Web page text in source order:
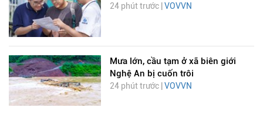
24 phút trước | VOVVN
Mưa lớn, cầu tạm ở xã biên giới
Nghệ An bị cuốn trôi
24 phút trước |VOVVN